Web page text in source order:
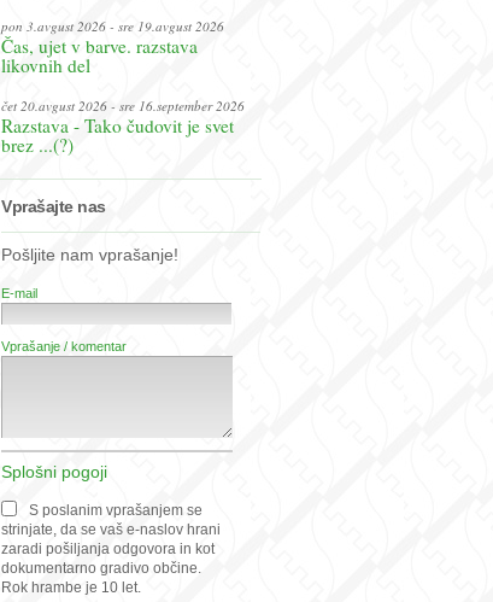
pon 3.avgust 2026 - sre 19.avgust 2026
Čas, ujet v barve. razstava
likovnih del
čet 20.avgust 2026 - sre 16.september 2026
Razstava - Tako čudovit je svet
brez ...(?)
Vprašajte nas
Pošljite nam vprašanje!
E-mail
Vprašanje / komentar
Splošni pogoji
S poslanim vprašanjem se
strinjate, da se vaš e-naslov hrani
zaradi pošiljanja odgovora in kot
dokumentarno gradivo občine.
Rok hrambe je 10 let.